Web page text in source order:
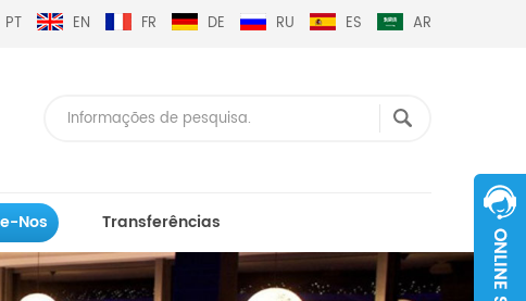
PT EN FR DE RU ES AR
Nos Transferências